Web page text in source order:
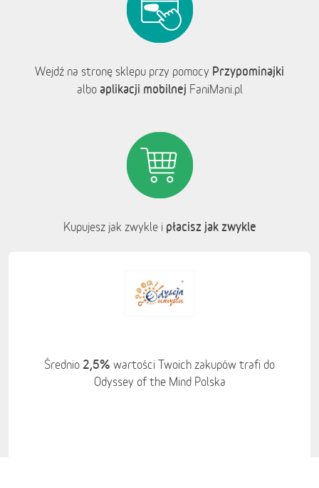
Wejdź na stronę sklepu przy pomocy Przypominajki
albo aplikacji mobilnej FaniMani.pl
Kupujesz jak zwykle i płacisz jak zwykle
Średnio 2,5% wartości Twoich zakupów trafi do
Odyssey of the Mind Polska